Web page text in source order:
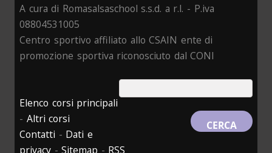
A cura di Romasalsaschool s.s.d. a r.l. - P.iva
08804531005
Centro sportivo affiliato allo CSAIN ente di
promozione sportiva riconosciuto dal CONI
Elenco corsi principali
- Altri corsi
Contatti - Dati e
privacy -Sitemap - RSS